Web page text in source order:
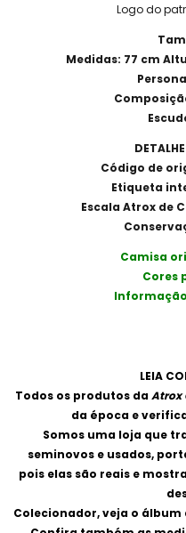
Logo do
Medidas: 77 cm
Código de
Etiqueta
Escala Atrox de
Camisa
Cores
LEIA
Todos os produtos daAtrox
da época e
Somos uma loja que
seminovos e usados,
pois elas são reais e
Colecionador, veja o